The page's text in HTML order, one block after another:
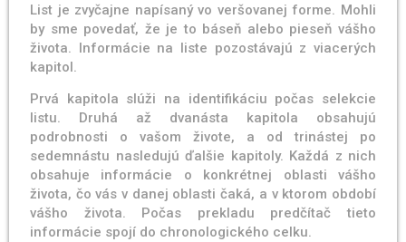
List je zvyčajne napísaný vo veršovanej forme. Mohli
by sme povedať, že je to báseň alebo pieseň vášho
života. Informácie na liste pozostávajú z viacerých
kapitol.
Prvá kapitola slúži na identifikáciu počas selekcie
listu. Druhá až dvanásta kapitola obsahujú
podrobnosti o vašom živote, a od trinástej po
sedemnástu nasledujú ďalšie kapitoly. Každá z nich
obsahuje informácie o konkrétnej oblasti vášho
života, čo vás v danej oblasti čaká, a v ktorom období
vášho života. Počas prekladu predčítač tieto
informácie spojí do chronologického celku.